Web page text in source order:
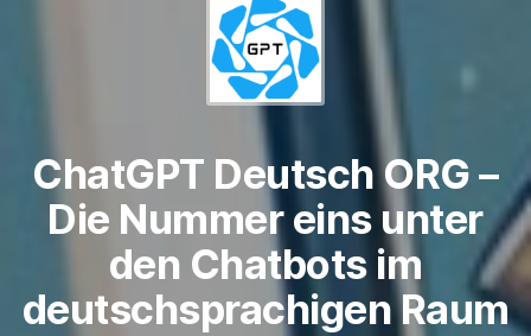
ChatGPT Deutsch ORG –
Die Nummer eins unter
den Chatbots im
deutschsprachigen Raum